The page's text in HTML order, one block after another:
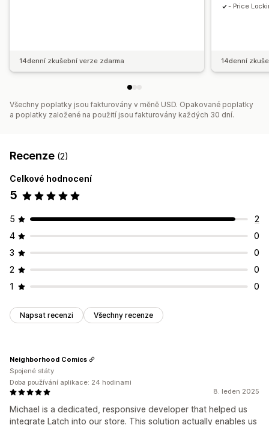
14denní zkušební verze zdarma
- Price
14denní
Všechny poplatky jsou fakturovány v měně USD. Opakované poplatky
a poplatky založené na použití jsou fakturovány každých 30 dní.
Recenze (2)
Celkové hodnocení
5
5
2
4
0
3
0
2
0
1
0
Napsat recenzi Všechny recenze
8. leden 2025
Michael is a dedicated, responsive developer that helped us
integrate Latch into our store. This solution actually enables us
Neighborhood Comics
Spojené státy
Doba používání aplikace: 24 hodinami